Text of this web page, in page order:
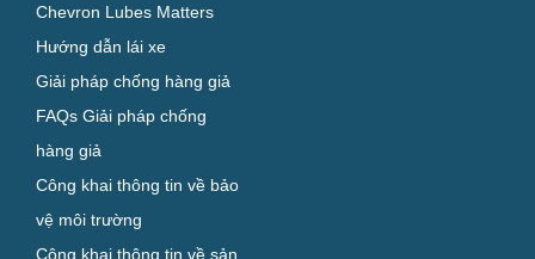
Chevron Lubes Matters
Hướng dẫn lái xe
Giải pháp chống hàng giả
FAQs Giải pháp chống
hàng giả
Công khai thông tin về bảo
vệ môi trường
Công khai thông tin về sản